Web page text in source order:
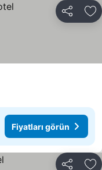
Paylaş
Fiyatları görün